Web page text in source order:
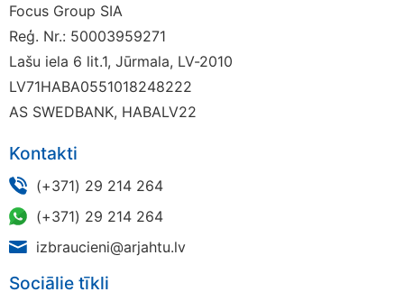
Focus Group SIA
Reģ. Nr.: 50003959271
Lašu iela 6 lit.1, Jūrmala, LV-2010
LV71HABA0551018248222
AS SWEDBANK, HABALV22
Kontakti
(+371) 29 214 264
(+371) 29 214 264
izbraucieni@arjahtu.lv
Sociālie tīkli